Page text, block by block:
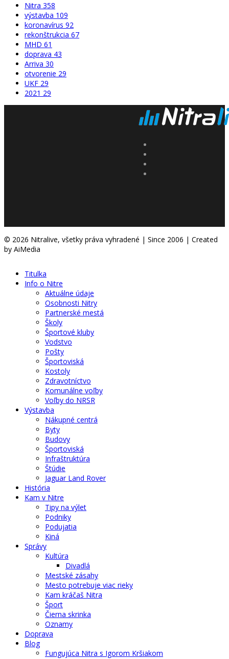
Nitra 358
výstavba 109
koronavírus 92
rekonštrukcia 67
MHD 61
doprava 43
Arriva 30
otvorenie 29
UKF 29
2021 29
© 2026 Nitralive, všetky práva vyhradené | Since 2006 | Created
by AiMedia
Titulka
Info o Nitre
Aktuálne údaje
Osobnosti Nitry
Partnerské mestá
Školy
Športové kluby
Vodstvo
Pošty
Športoviská
Kostoly
Zdravotníctvo
Komunálne voľby
Voľby do NRSR
Výstavba
Nákupné centrá
Byty
Budovy
Športoviská
Infraštruktúra
Štúdie
Jaguar Land Rover
História
Kam v Nitre
Tipy na výlet
Podniky
Podujatia
Kiná
Správy
Kultúra
Divadlá
Mestské zásahy
Mesto potrebuje viac rieky
Kam kráčaš Nitra
Šport
Čierna skrinka
Oznamy
Doprava
Blog
Fungujúca Nitra s Igorom Kršiakom